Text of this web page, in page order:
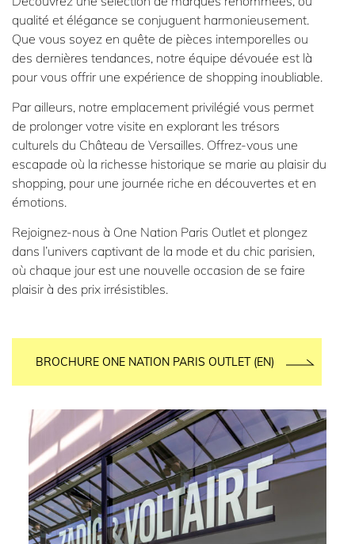
qualité et élégance se conjuguent harmonieusement.
Que vous soyez en quête de pièces intemporelles ou
des dernières tendances, notre équipe dévouée est là
pour vous offrir une expérience de shopping inoubliable.
Par ailleurs, notre emplacement privilégié vous permet
de prolonger votre visite en explorant les trésors
culturels du Château de Versailles. Offrez-vous une
escapade où la richesse historique se marie au plaisir du
shopping, pour une journée riche en découvertes et en
émotions.
Rejoignez-nous à One Nation Paris Outlet et plongez
dans l’univers captivant de la mode et du chic parisien,
où chaque jour est une nouvelle occasion de se faire
plaisir à des prix irrésistibles.
BROCHURE ONE NATION PARIS OUTLET (EN)